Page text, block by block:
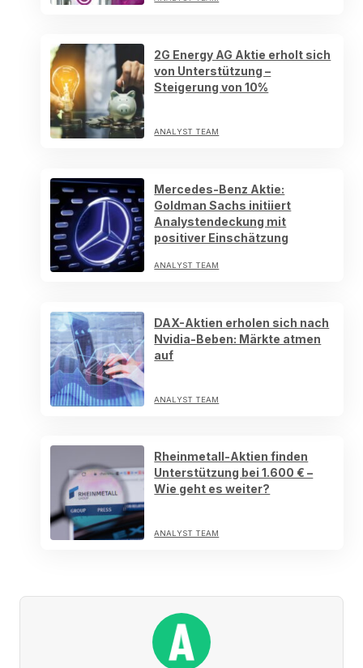
2G Energy AG Aktie erholt sich
von Unterstützung –
Steigerung von 10%
ANALYST TEAM
Mercedes-Benz Aktie:
Goldman Sachs initiiert
Analystendeckung mit
positiver Einschätzung
ANALYST TEAM
DAX-Aktien erholen sich nach
Nvidia-Beben: Märkte atmen
auf
ANALYST TEAM
Rheinmetall-Aktien finden
Unterstützung bei 1.600 € –
Wie geht es weiter?
ANALYST TEAM